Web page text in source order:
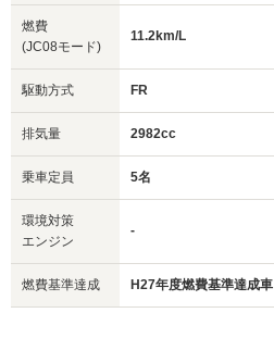
燃費
(JC08モード)
11.2km/L
駆動方式 FR
排気量 2982cc
乗車定員 5名
環境対策
エンジン
-
燃費基準達成 H27年度燃費基準達成車